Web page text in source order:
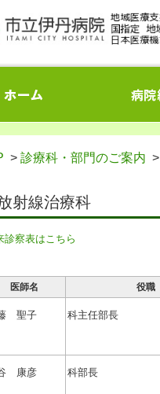
> 診療科・部門のご案内 >
射線治療科
診察表はこちら
医師名 役職
聖子 科主任部長
康彦 科部長